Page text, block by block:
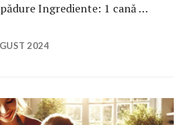
Ingrediente: 1 cană …
2024